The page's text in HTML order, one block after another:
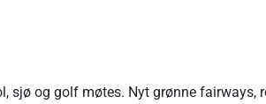
sjø og golf møtes. Nyt grønne fairways,